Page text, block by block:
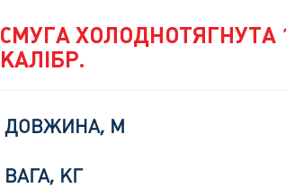
СМУГА ХОЛОДНОТЯГНУТА
КАЛІБР.
ДОВЖИНА, М
ВАГА, КГ